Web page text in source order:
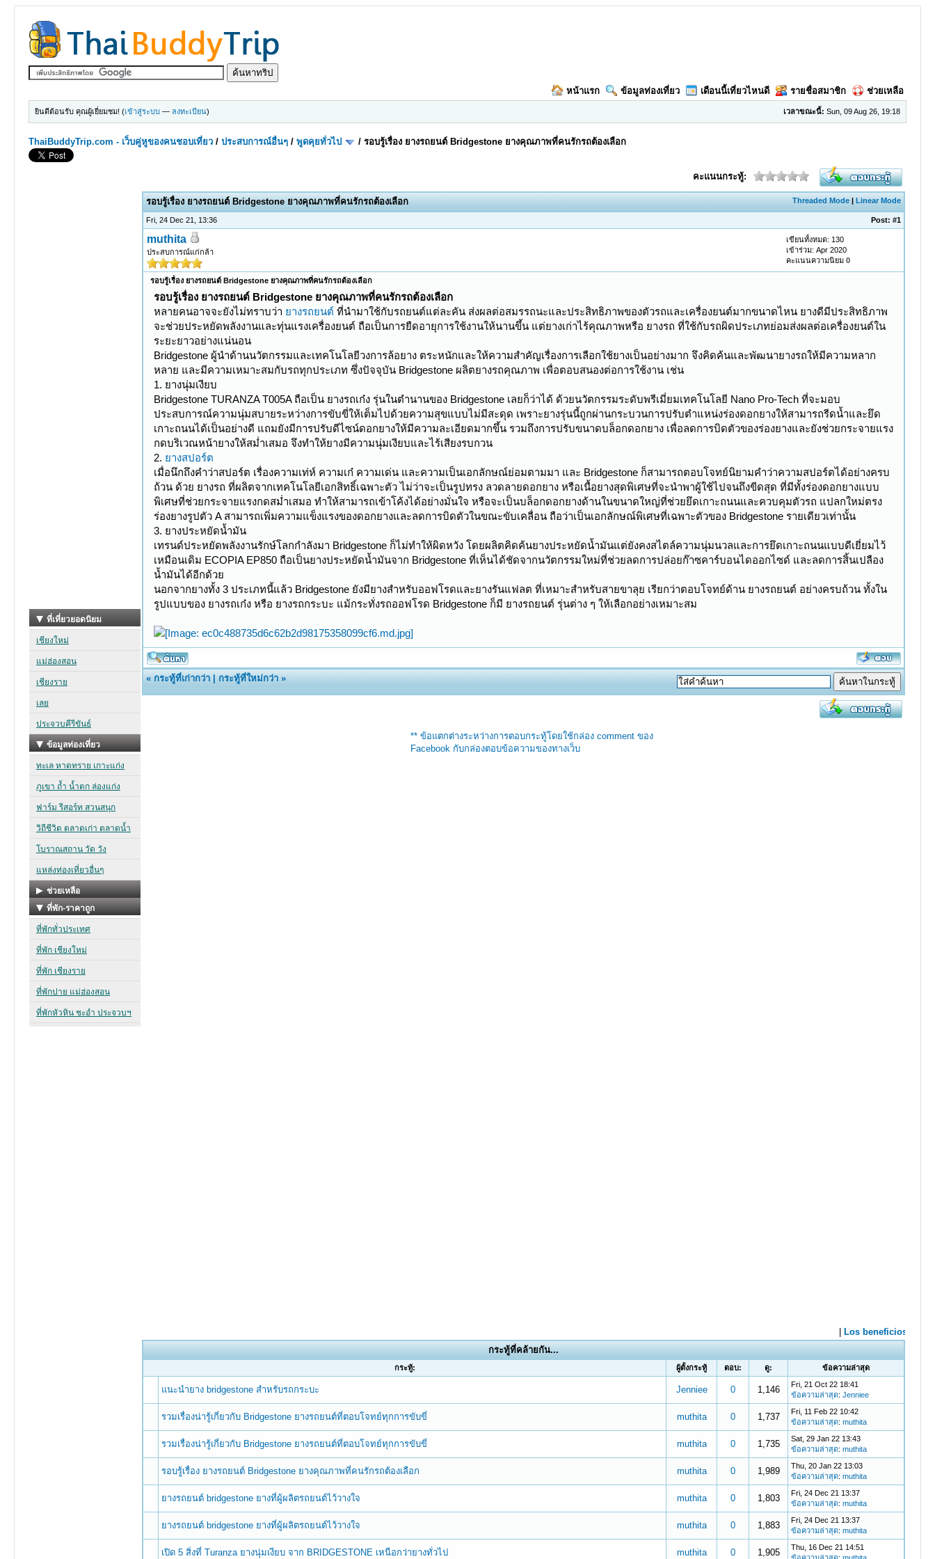
หน้าแรก ข้อมูลท่องเที่ยว เดือนนี้เที่ยวไหนดี รายชื่อสมาชิก ช่วยเหลือ
เวลาขณะนี้: Sun, 09 Aug 26, 19:18
ยินดีต้อนรับ คุณผู้เยี่ยมชม! (เข้าสู่ระบบ — ลงทะเบียน)
ThaiBuddyTrip.com - เว็บคู่หูของคนชอบเที่ยว /ประสบการณ์อื่นๆ /พูดคุยทั่วไป /รอบรู้เรื่อง ยางรถยนต์ Bridgestone ยางคุณภาพที่คนรักรถต้องเลือก
คะแนนกระทู้:
Threaded Mode |Linear Mode
รอบรู้เรื่อง ยางรถยนต์ Bridgestone ยางคุณภาพที่คนรักรถต้องเลือก
Fri, 24 Dec 21, 13:36 Post:#1
muthita
ประสบการณ์แก่กล้า
เขียนทั้งหมด: 130
เข้าร่วม: Apr 2020
คะแนนความนิยม0
รอบรู้เรื่อง ยางรถยนต์ Bridgestone ยางคุณภาพที่คนรักรถต้องเลือก
รอบรู้เรื่อง ยางรถยนต์ Bridgestone ยางคุณภาพที่คนรักรถต้องเลือก
หลายคนอาจจะยังไม่ทราบว่า ยางรถยนต์ ที่นำมาใช้กับรถยนต์แต่ละคัน ส่งผลต่อสมรรถนะและประสิทธิภาพของตัวรถและเครื่องยนต์มากขนาดไหน ยางดีมีประสิทธิภาพ
จะช่วยประหยัดพลังงานและทุ่นแรงเครื่องยนต์ ถือเป็นการยืดอายุการใช้งานให้นานขึ้น แต่ยางเก่าไร้คุณภาพหรือ ยางรถ ที่ใช้กับรถผิดประเภทย่อมส่งผลต่อเครื่องยนต์ใน
ระยะยาวอย่างแน่นอน
Bridgestone ผู้นำด้านนวัตกรรมและเทคโนโลยีวงการล้อยาง ตระหนักและให้ความสำคัญเรื่องการเลือกใช้ยางเป็นอย่างมาก จึงคิดค้นและพัฒนายางรถให้มีความหลาก
หลาย และมีความเหมาะสมกับรถทุกประเภท ซึ่งปัจจุบัน Bridgestone ผลิตยางรถคุณภาพ เพื่อตอบสนองต่อการใช้งาน เช่น
1. ยางนุ่มเงียบ
Bridgestone TURANZA T005A ถือเป็น ยางรถเก๋ง รุ่นในตำนานของ Bridgestone เลยก็ว่าได้ ด้วยนวัตกรรมระดับพรีเมี่ยมเทคโนโลยี Nano Pro-Tech ที่จะมอบ
ประสบการณ์ความนุ่มสบายระหว่างการขับขี่ให้เต็มไปด้วยความสุขแบบไม่มีสะดุด เพราะยางรุ่นนี้ถูกผ่านกระบวนการปรับตำแหน่งร่องดอกยางให้สามารถรีดน้ำและยึด
เกาะถนนได้เป็นอย่างดี แถมยังมีการปรับดีไซน์ดอกยางให้มีความละเอียดมากขึ้น รวมถึงการปรับขนาดบล็อกดอกยาง เพื่อลดการบิดตัวของร่องยางและยังช่วยกระจายแรง
กดบริเวณหน้ายางให้สม่ำเสมอ จึงทำให้ยางมีความนุ่มเงียบและไร้เสียงรบกวน
2. ยางสปอร์ต
เมื่อนึกถึงคำว่าสปอร์ต เรื่องความเท่ห์ ความเก๋ ความเด่น และความเป็นเอกลักษณ์ย่อมตามมา และ Bridgestone ก็สามารถตอบโจทย์นิยามคำว่าความสปอร์ตได้อย่างครบ
ถ้วน ด้วย ยางรถ ที่ผลิตจากเทคโนโลยีเอกสิทธิ์เฉพาะตัว ไม่ว่าจะเป็นรูปทรง ลวดลายดอกยาง หรือเนื้อยางสุดพิเศษที่จะนำพาผู้ใช้ไปจนถึงขีดสุด ที่มีทั้งร่องดอกยางแบบ
พิเศษที่ช่วยกระจายแรงกดสม่ำเสมอ ทำให้สามารถเข้าโค้งได้อย่างมั่นใจ หรือจะเป็นบล็อกดอกยางด้านในขนาดใหญ่ที่ช่วยยึดเกาะถนนและควบคุมตัวรถ แปลกใหม่ตรง
ร่องยางรูปตัว A สามารถเพิ่มความแข็งแรงของดอกยางและลดการบิดตัวในขณะขับเคลื่อน ถือว่าเป็นเอกลักษณ์พิเศษที่เฉพาะตัวของ Bridgestone รายเดียวเท่านั้น
3. ยางประหยัดน้ำมัน
เทรนด์ประหยัดพลังงานรักษ์โลกกำลังมา Bridgestone ก็ไม่ทำให้ผิดหวัง โดยผลิตคิดค้นยางประหยัดน้ำมันแต่ยังคงสไตล์ความนุ่มนวลและการยึดเกาะถนนแบบดีเยี่ยมไว้
เหมือนเดิม ECOPIA EP850 ถือเป็นยางประหยัดน้ำมันจาก Bridgestone ที่เห็นได้ชัดจากนวัตกรรมใหม่ที่ช่วยลดการปล่อยก๊าซคาร์บอนไดออกไซด์ และลดการสิ้นเปลือง
น้ำมันได้อีกด้วย
นอกจากยางทั้ง 3 ประเภทนี้แล้ว Bridgestone ยังมียางสำหรับออฟโรดและยางรันแฟลต ที่เหมาะสำหรับสายขาลุย เรียกว่าตอบโจทย์ด้าน ยางรถยนต์ อย่างครบถ้วน ทั้งใน
รูปแบบของ ยางรถเก๋ง หรือ ยางรถกระบะ แม้กระทั่งรถออฟโรด Bridgestone ก็มี ยางรถยนต์ รุ่นต่าง ๆ ให้เลือกอย่างเหมาะสม
«กระทู้ที่เก่ากว่า |กระทู้ที่ใหม่กว่า »
** ข้อแตกต่างระหว่างการตอบกระทู้โดยใช้กล่อง comment ของ
Facebook กับกล่องตอบข้อความของทางเว็บ
กระทู้ที่คล้ายกัน...
กระทู้: ผู้ตั้งกระทู้ ตอบ: ดู: ข้อความล่าสุด
แนะนำยาง bridgestone สำหรับรถกระบะ Jenniee 0 1,146
Fri, 21 Oct 22 18:41
ข้อความล่าสุด:Jenniee
รวมเรื่องน่ารู้เกี่ยวกับ Bridgestone ยางรถยนต์ที่ตอบโจทย์ทุกการขับขี่ muthita 0 1,737
Fri, 11 Feb 22 10:42
ข้อความล่าสุด:muthita
รวมเรื่องน่ารู้เกี่ยวกับ Bridgestone ยางรถยนต์ที่ตอบโจทย์ทุกการขับขี่ muthita 0 1,735
Sat, 29 Jan 22 13:43
ข้อความล่าสุด:muthita
รอบรู้เรื่อง ยางรถยนต์ Bridgestone ยางคุณภาพที่คนรักรถต้องเลือก muthita 0 1,989
Thu, 20 Jan 22 13:03
ข้อความล่าสุด:muthita
ยางรถยนต์ bridgestone ยางที่ผู้ผลิตรถยนต์ไว้วางใจ muthita 0 1,803
Fri, 24 Dec 21 13:37
ข้อความล่าสุด:muthita
ยางรถยนต์ bridgestone ยางที่ผู้ผลิตรถยนต์ไว้วางใจ muthita 0 1,883
Fri, 24 Dec 21 13:37
ข้อความล่าสุด:muthita
เปิด 5 สิ่งที่ Turanza ยางนุ่มเงียบ จาก BRIDGESTONE เหนือกว่ายางทั่วไป muthita 0 1,905
Thu, 16 Dec 21 14:51